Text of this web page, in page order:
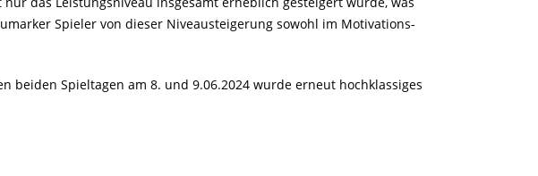
Spieler von dieser Niveausteigerung sowohl im Motivations-
beiden Spieltagen am 8. und 9.06.2024 wurde erneut hochklassiges